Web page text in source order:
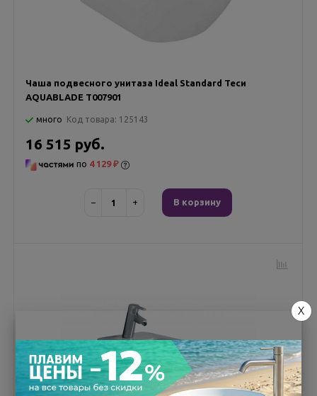
Чаша подвесного унитаза Ideal Standard Теси
AQUABLADE T007901
много Код товара: 125143
16 515 руб.
по 4 129 ₽
− + В корзину
X